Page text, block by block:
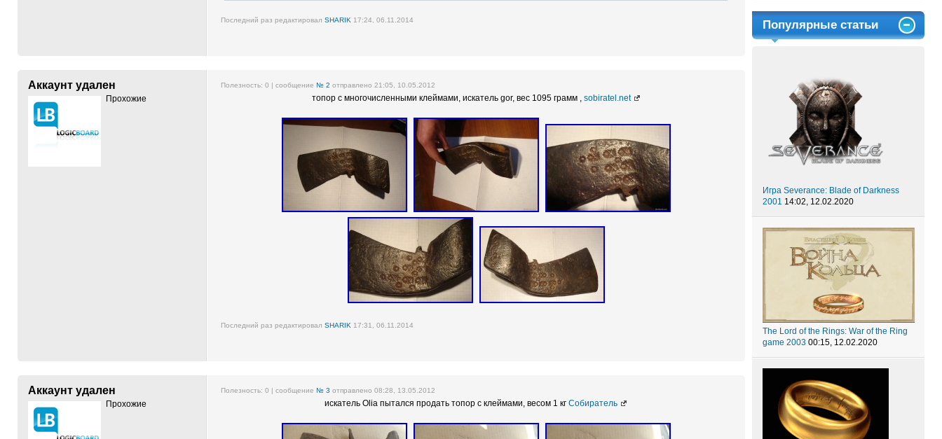
Последний раз редактировал SHARIK 17:24, 06.11.2014
Аккаунт удален
Прохожие
Полезность: 0 | сообщение № 2 отправлено 21:05, 10.05.2012
топор с многочисленными клеймами, искатель gor, вес 1095 грамм , sobiratel.net
Последний раз редактировал SHARIK 17:31, 06.11.2014
Аккаунт удален
Прохожие
Полезность: 0 | сообщение № 3 отправлено 08:28, 13.05.2012
искатель Olia пытался продать топор с клеймами, весом 1 кг Собиратель
Популярные статьи
Игра Severance: Blade of Darkness
2001 14:02, 12.02.2020
The Lord of the Rings: War of the Ring
game 2003 00:15, 12.02.2020